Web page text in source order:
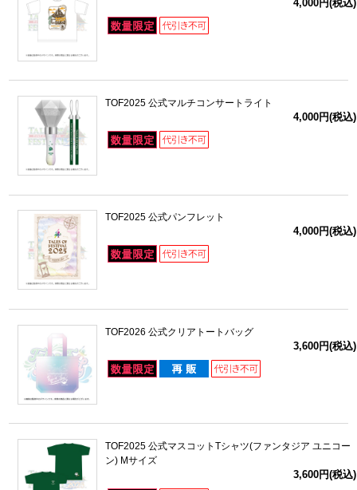
4,000円(税込)
TOF2025 公式マルチコンサートライト
4,000円(税込)
TOF2025 公式パンフレット
4,000円(税込)
TOF2026 公式クリアトートバッグ
3,600円(税込)
TOF2025 公式マスコットTシャツ(ファンタジア ユニコー
ン) Mサイズ
3,600円(税込)